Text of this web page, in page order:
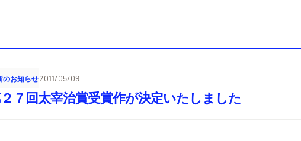
のお知らせ2011/05/09
７回太宰治賞受賞作が決定いたしました